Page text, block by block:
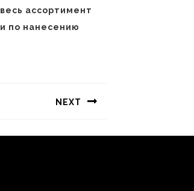
ассортимент
по нанесению
NEXT